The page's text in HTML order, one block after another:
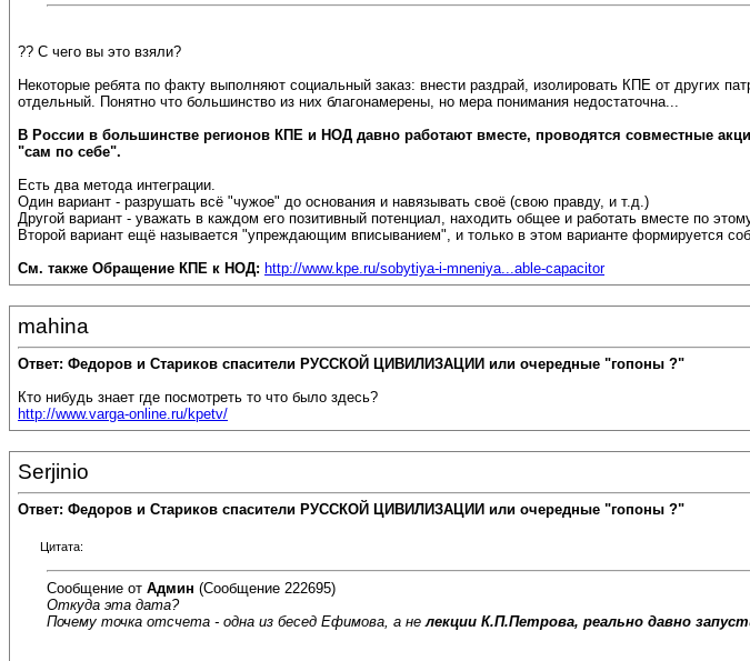
?? С чего вы это взяли?
Некоторые ребята по факту выполняют социальный заказ: внести раздрай, изолировать КПЕ от других
отдельный. Понятно что большинство из них благонамерены, но мера понимания недостаточна...
В России в большинстве регионов КПЕ и НОД давно работают вместе, проводятся совместные
"сам по себе".
Есть два метода интеграции.
Один вариант - разрушать всё "чужое" до основания и навязывать своё (свою правду, и т.д.)
Другой вариант - уважать в каждом его позитивный потенциал, находить общее и работать вместе по
Второй вариант ещё называется "упреждающим вписыванием", и только в этом варианте формируется
См. также Обращение КПЕ к НОД: http://www.kpe.ru/sobytiya-i-mneniya...able-capacitor
mahina
Ответ: Федоров и Стариков спасители РУССКОЙ ЦИВИЛИЗАЦИИ или очередные "гопоны ?"
Кто нибудь знает где посмотреть то что было здесь?
http://www.varga-online.ru/kpetv/
Serjinio
Ответ: Федоров и Стариков спасители РУССКОЙ ЦИВИЛИЗАЦИИ или очередные "гопоны ?"
Цитата:
Сообщение от Админ (Сообщение 222695)
Откуда эта дата?
Почему точка отсчета - одна из бесед Ефимова, а не лекции К.П.Петрова, реально давно